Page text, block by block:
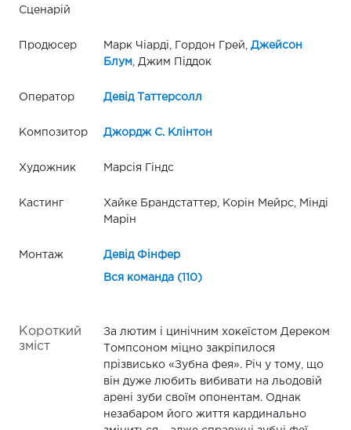
Сценарій
Продюсер Марк Чіарді, Гордон Грей, Джейсон
Блум, Джим Піддок
Оператор Девід Таттерсолл
Композитор Джордж С. Клінтон
Художник Марсія Гіндс
Кастинг
Хайке Брандстаттер, Корін Мейрс, Мінді
Марін
Монтаж Девід Фінфер
Вся команда (110)
Короткий
зміст
За лютим і цинічним хокеїстом Дереком
Томпсоном міцно закріпилося
прізвисько «Зубна фея». Річ у тому, що
він дуже любить вибивати на льодовій
арені зуби своїм опонентам. Однак
незабаром його життя кардинально